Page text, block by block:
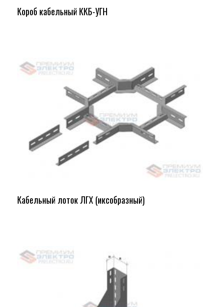
Короб кабельный ККБ-УГН
Кабельный лоток ЛГХ (иксобразный)